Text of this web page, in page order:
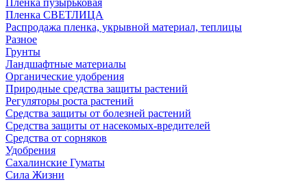
Пленка пузырьковая
Пленка СВЕТЛИЦА
Распродажа пленка, укрывной материал, теплицы
Разное
Грунты
Ландшафтные материалы
Органические удобрения
Природные средства защиты растений
Регуляторы роста растений
Средства защиты от болезней растений
Средства защиты от насекомых-вредителей
Средства от сорняков
Удобрения
Сахалинские Гуматы
Сила Жизни